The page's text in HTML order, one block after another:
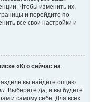
Чтобы изменить их,
и перейдите по
все свои настройки и
«Кто сейчас на
вы найдёте опцию
. ВыберитеДа, и вы будете
и самому себе. Для всех